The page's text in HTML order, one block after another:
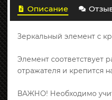
Описание
Зеркальный элемент с
Элемент соответствует
отражателя и крепится
ВАЖНО! Необходимо